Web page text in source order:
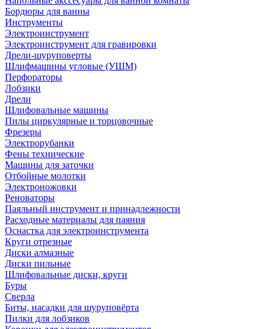
Бордюры для ванны
Инструменты
Электроинструмент
Электроинструмент для гравировки
Дрели-шуруповерты
Шлифмашины угловые (УШМ)
Перфораторы
Лобзики
Дрели
Шлифовальные машины
Пилы циркулярные и торцовочные
Фрезеры
Электрорубанки
Фены технические
Машины для заточки
Отбойные молотки
Электроножовки
Реноваторы
Паяльный инструмент и принадлежности
Расходные материалы для паяния
Оснастка для электроинструмента
Круги отрезные
Диски алмазные
Диски пильные
Шлифовальные диски, круги
Буры
Сверла
Биты, насадки для шуруповёрта
Пилки для лобзиков